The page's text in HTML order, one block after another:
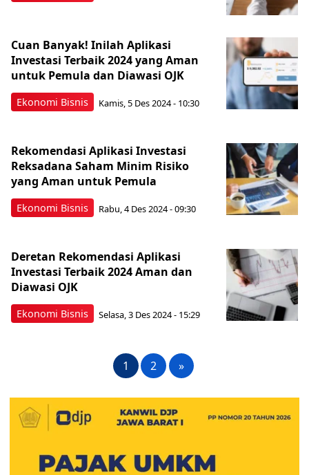
Ekonomi Bisnis
Cuan Banyak! Inilah Aplikasi
Investasi Terbaik 2024 yang Aman
untuk Pemula dan Diawasi OJK
Kamis, 5 Des 2024 - 10:30
Ekonomi Bisnis
Rekomendasi Aplikasi Investasi
Reksadana Saham Minim Risiko
yang Aman untuk Pemula
Rabu, 4 Des 2024 - 09:30
Ekonomi Bisnis
Deretan Rekomendasi Aplikasi
Investasi Terbaik 2024 Aman dan
Diawasi OJK
Selasa, 3 Des 2024 - 15:29
1 2 »